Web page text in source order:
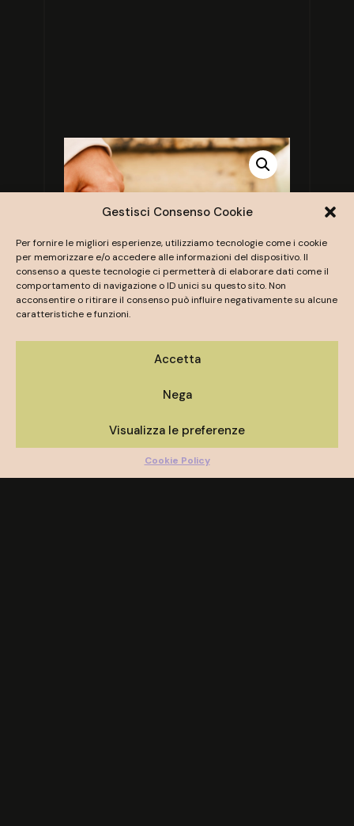
Gestisci Consenso Cookie
Per fornire le migliori esperienze, utilizziamo tecnologie come i cookie
per memorizzare e/o accedere alle informazioni del dispositivo. Il
consenso a queste tecnologie ci permetterà di elaborare dati come il
comportamento di navigazione o ID unici su questo sito. Non
acconsentire o ritirare il consenso può influire negativamente su alcune
caratteristiche e funzioni.
Accetta
Nega
Visualizza le preferenze
Cookie Policy